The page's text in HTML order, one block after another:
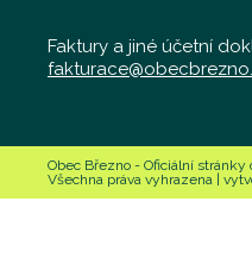
Faktury a jiné účetní
Obec Březno - Oficiální stránky
Všechna práva vyhrazena |